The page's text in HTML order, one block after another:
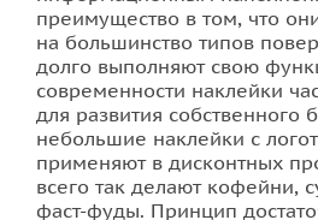
Печать буклетов
Печать на пленке
Печать флаеров
Печать календарей
преимущество в том, что
на большинство типов
долго выполняют свою
современности наклейки
для развития собственного
небольшие наклейки с
применяют в дисконтных
всего так делают кофейни,
фаст-фуды. Принцип